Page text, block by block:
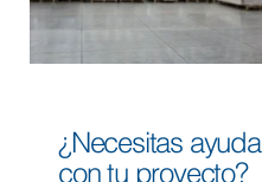
¿Necesitas ayuda
con tu proyecto?